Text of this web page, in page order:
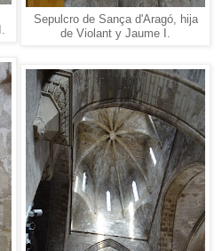
Sepulcro de Sança d'Aragó, hija
de Violant y Jaume I.